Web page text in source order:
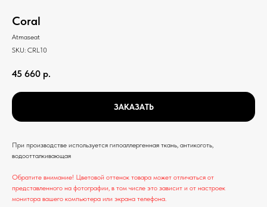
Coral
Atmaseat
SKU: CRL10
45 660 р.
ЗАКАЗАТЬ
При производстве используется гипоаллергенная ткань, антикоготь,
водоотталкивающая
Обратите внимание! Цветовой оттенок товара может отличаться от
представленного на фотографии, в том числе это зависит и от настроек
монитора вашего компьютера или экрана телефона.